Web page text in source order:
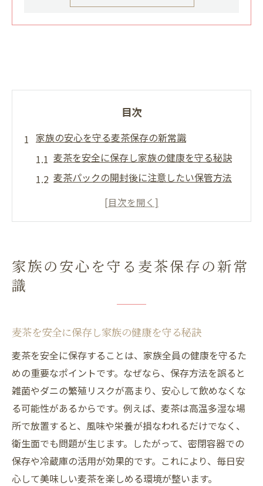
目次
家族の安心を守る麦茶保存の新常識
麦茶を安全に保存し家族の健康を守る秘訣
麦茶パックの開封後に注意したい保管方法
忙しい日常でも実践できる麦茶保存の工夫
麦茶専門店の知識を生かした安全保存術
雑菌の繁殖を防ぐ麦茶保存のコツと注意点
麦茶を新鮮に保つための衛生的な管理術
家族の健康を守る麦茶の細菌対策ポイント
高温多湿を避ける麦茶保存の基本を解説
麦茶の衛生管理で安心な毎日を実現する方
法
麦茶の美味しさと安全性を保つ秘訣
麦茶の風味と安全性を両立する保存方法
家族の安心を守る麦茶保存の新常
識
麦茶を安全に保存し家族の健康を守る秘訣
麦茶を安全に保存することは、家族全員の健康を守るた
めの重要なポイントです。なぜなら、保存方法を誤ると
雑菌やダニの繁殖リスクが高まり、安心して飲めなくな
る可能性があるからです。例えば、麦茶は高温多湿な場
所で放置すると、風味や栄養が損なわれるだけでなく、
衛生面でも問題が生じます。したがって、密閉容器での
保存や冷蔵庫の活用が効果的です。これにより、毎日安
心して美味しい麦茶を楽しめる環境が整います。